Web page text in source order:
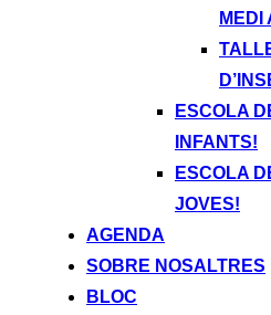
MEDI
ESCOLA
INFANTS!
ESCOLA
JOVES!
AGENDA
SOBRE NOSALTRES
BLOC